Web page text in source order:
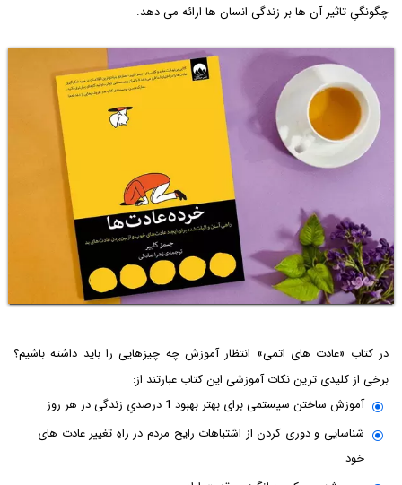
چگونگیِ تاثیر آن ها بر زندگی انسان ها ارائه می دهد.
در کتاب «عادت های اتمی» انتظار آموزش چه چیزهایی را باید داشته باشیم؟
برخی از کلیدی ترین نکات آموزشی این کتاب عبارتند از:
آموزش ساختن سیستمی برای بهتر بهبود 1 درصدیِ زندگی در هر روز
شناسایی و دوری کردن از اشتباهات رایج مردم در راهِ تغییر عادت های
خود